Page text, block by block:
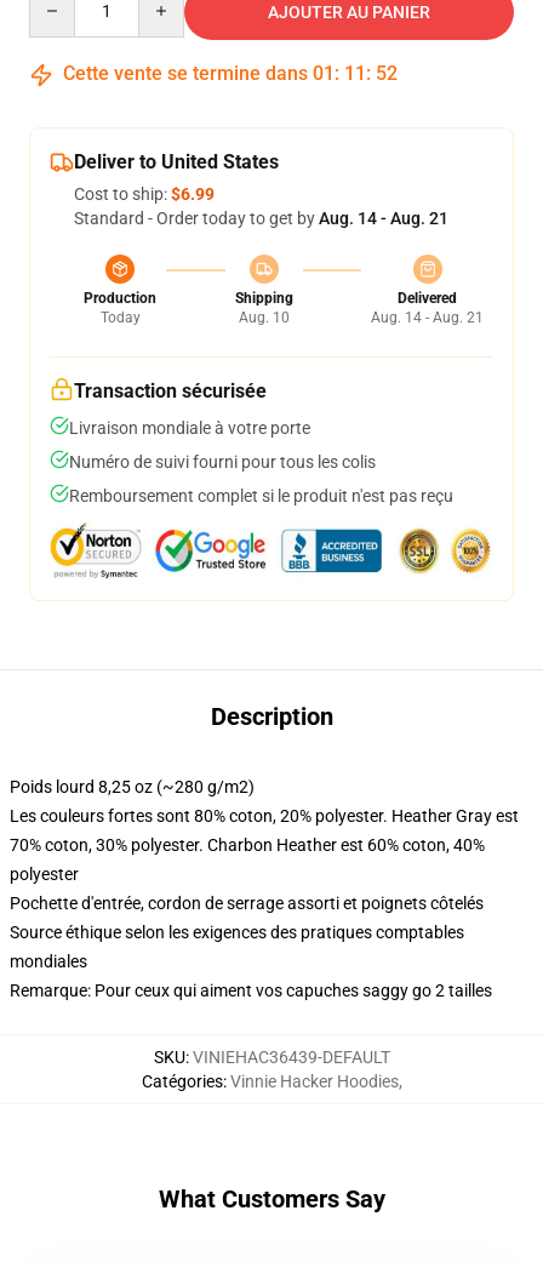
AJOUTER AU PANIER
Cette vente se termine dans 01 : 11 : 51
Deliver to United States
Cost to ship:$6.99
Standard - Order today to get byAug. 14 - Aug. 21
Production
Today
Shipping
Aug. 10
Delivered
Aug. 14 - Aug. 21
Transaction sécurisée
Livraison mondiale à votre porte
Numéro de suivi fourni pour tous les colis
Remboursement complet si le produit n'est pas reçu
Description
Poids lourd 8,25 oz (~280 g/m2)
Les couleurs fortes sont 80% coton, 20% polyester. Heather Gray est
70% coton, 30% polyester. Charbon Heather est 60% coton, 40%
polyester
Pochette d'entrée, cordon de serrage assorti et poignets côtelés
Source éthique selon les exigences des pratiques comptables
mondiales
Remarque: Pour ceux qui aiment vos capuches saggy go 2 tailles
SKU:VINIEHAC36439-DEFAULT
Catégories:Vinnie Hacker Hoodies,
What Customers Say